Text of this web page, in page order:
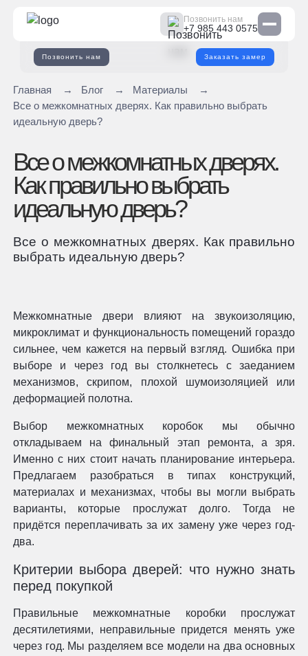
Позвонить нам
+7 985 443 0575
Позвонить нам Заказать замер
Главная → Блог → Материалы
→
Все о межкомнатных дверях. Как правильно выбрать
идеальную дверь?
Все о межкомнатных дверях.
Как правильно выбрать
идеальную дверь?
Все о межкомнатных дверях. Как правильно
выбрать идеальную дверь?
Межкомнатные двери влияют на звукоизоляцию,
микроклимат и функциональность помещений гораздо
сильнее, чем кажется на первый взгляд. Ошибка при
выборе и через год вы столкнетесь с заеданием
механизмов, скрипом, плохой шумоизоляцией или
деформацией полотна.
Выбор межкомнатных коробок мы обычно
откладываем на финальный этап ремонта, а зря.
Именно с них стоит начать планирование интерьера.
Предлагаем разобраться в типах конструкций,
материалах и механизмах, чтобы вы могли выбрать
варианты, которые прослужат долго. Тогда не
придётся переплачивать за их замену уже через год-
два.
Критерии выбора дверей: что нужно знать
перед покупкой
Правильные межкомнатные коробки прослужат
десятилетиями, неправильные придется менять уже
через год. Мы разделяем все модели на два основных